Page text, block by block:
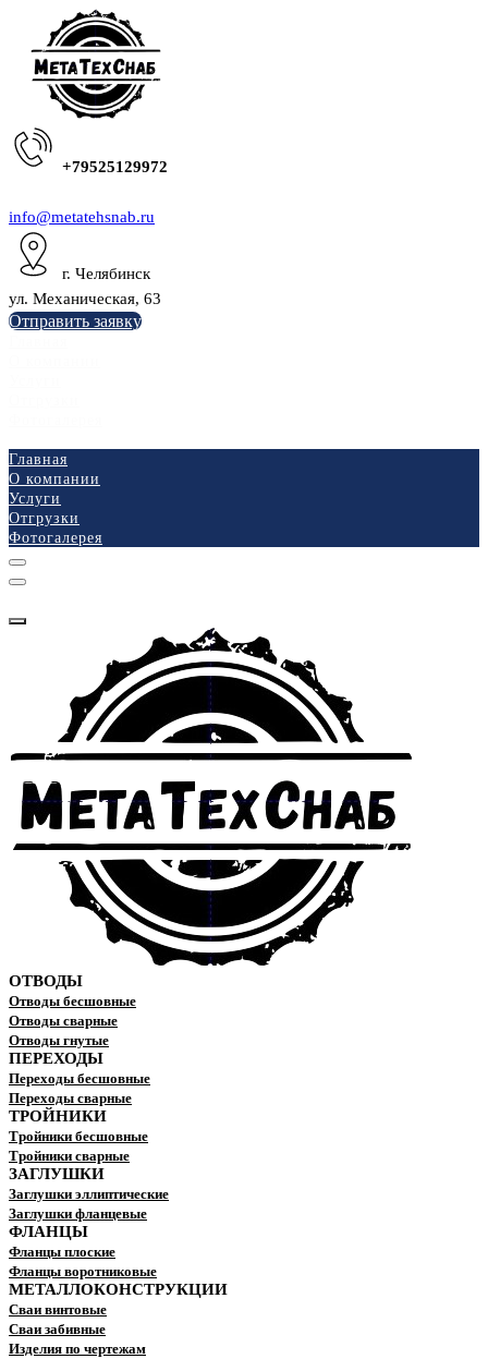
+79525129972
info@metatehsnab.ru
г. Челябинск
ул. Механическая, 63
Отправить заявку
Главная
О компании
Услуги
Отгрузки
Фотогалерея
ОТВОДЫ
Отводы бесшовные
Отводы сварные
Отводы гнутые
ПЕРЕХОДЫ
Переходы бесшовные
Переходы сварные
ТРОЙНИКИ
Тройники бесшовные
Тройники сварные
ЗАГЛУШКИ
Заглушки эллиптические
Заглушки фланцевые
ФЛАНЦЫ
Фланцы плоские
Фланцы воротниковые
МЕТАЛЛОКОНСТРУКЦИИ
Сваи винтовые
Сваи забивные
Изделия по чертежам